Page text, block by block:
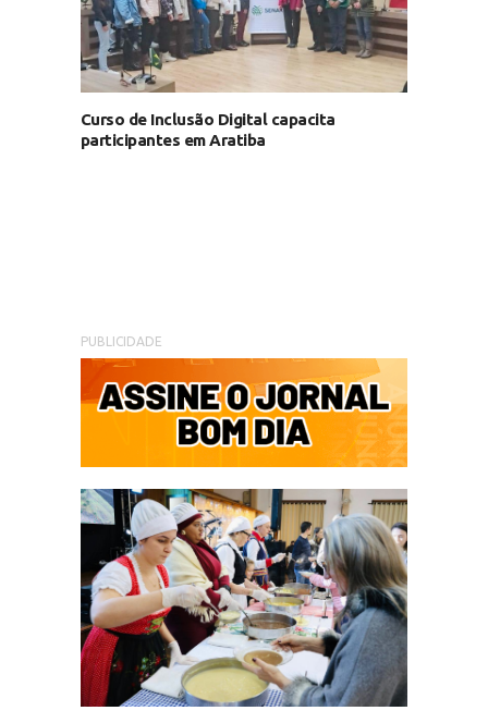
Curso de Inclusão Digital capacita
participantes em Aratiba
PUBLICIDADE